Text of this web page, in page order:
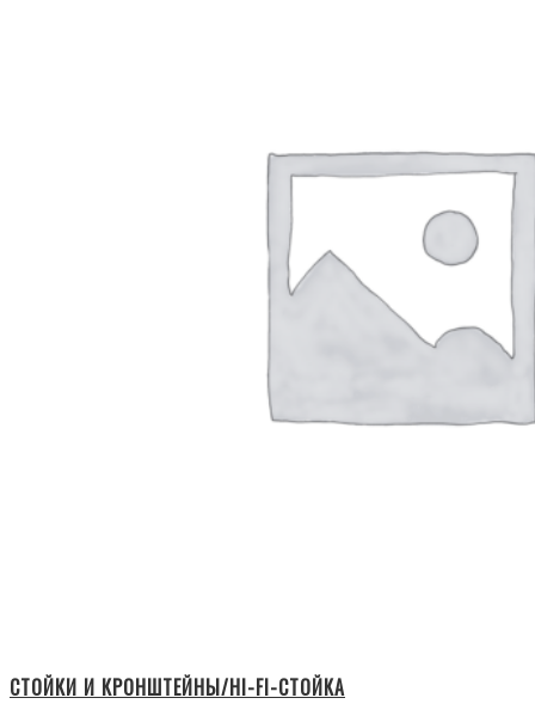
СТОЙКИ И КРОНШТЕЙНЫ/HI-FI-СТОЙКА